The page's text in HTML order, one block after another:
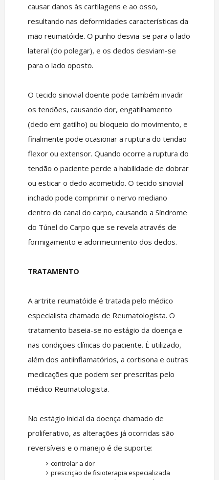
causar danos às cartilagens e ao osso,
resultando nas deformidades características da
mão reumatóide. O punho desvia-se para o lado
lateral (do polegar), e os dedos desviam-se
para o lado oposto.
O tecido sinovial doente pode também invadir
os tendões, causando dor, engatilhamento
(dedo em gatilho) ou bloqueio do movimento, e
finalmente pode ocasionar a ruptura do tendão
flexor ou extensor. Quando ocorre a ruptura do
tendão o paciente perde a habilidade de dobrar
ou esticar o dedo acometido. O tecido sinovial
inchado pode comprimir o nervo mediano
dentro do canal do carpo, causando a Síndrome
do Túnel do Carpo que se revela através de
formigamento e adormecimento dos dedos.
TRATAMENTO
A artrite reumatóide é tratada pelo médico
especialista chamado de Reumatologista. O
tratamento baseia-se no estágio da doença e
nas condições clínicas do paciente. É utilizado,
além dos antiinflamatórios, a cortisona e outras
medicações que podem ser prescritas pelo
médico Reumatologista.
No estágio inicial da doença chamado de
proliferativo, as alterações já ocorridas são
reversíveis e o manejo é de suporte:
controlar a dor
prescrição de fisioterapia especializada